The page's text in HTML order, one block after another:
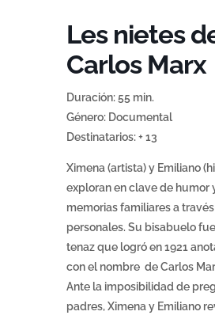
Les nietes
Carlos Marx
Duración: 55 min.
Género: Documental
Destinatarios: + 13
Ximena (artista) y Emiliano
exploran en clave de humor
memorias familiares a
personales. Su bisabuelo
tenaz que logró en 1921
con el nombre de Carlos
Ante la imposibilidad de
padres, Ximena y Emiliano